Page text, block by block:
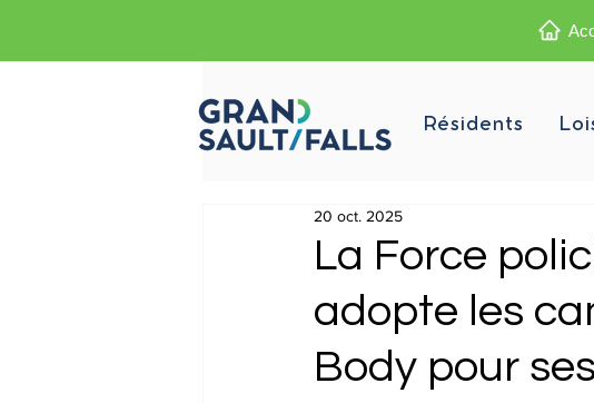
Résidents
La Force
adopte les
Body pour
20 oct. 2025